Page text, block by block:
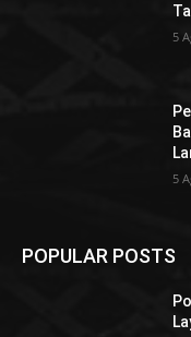
5
5
POPULAR POSTS